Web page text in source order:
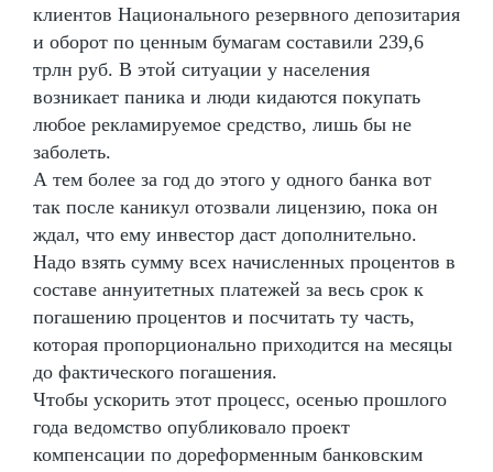
клиентов Национального резервного депозитария
и оборот по ценным бумагам составили 239,6
трлн руб. В этой ситуации у населения
возникает паника и люди кидаются покупать
любое рекламируемое средство, лишь бы не
заболеть.
А тем более за год до этого у одного банка вот
так после каникул отозвали лицензию, пока он
ждал, что ему инвестор даст дополнительно.
Надо взять сумму всех начисленных процентов в
составе аннуитетных платежей за весь срок к
погашению процентов и посчитать ту часть,
которая пропорционально приходится на месяцы
до фактического погашения.
Чтобы ускорить этот процесс, осенью прошлого
года ведомство опубликовало проект
компенсации по дореформенным банковским